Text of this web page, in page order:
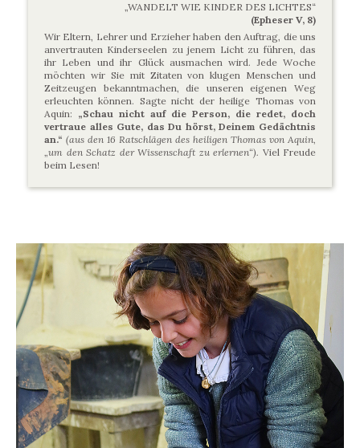
„WANDELT WIE KINDER DES LICHTES“
(Epheser V, 8)
Wir Eltern, Lehrer und Erzieher haben den Auftrag, die uns
anvertrauten Kinderseelen zu jenem Licht zu führen, das
ihr Leben und ihr Glück ausmachen wird. Jede Woche
möchten wir Sie mit Zitaten von klugen Menschen und
Zeitzeugen bekanntmachen, die unseren eigenen Weg
erleuchten können. Sagte nicht der heilige Thomas von
Aquin: „Schau nicht auf die Person, die redet, doch
vertraue alles Gute, das Du hörst, Deinem Gedächtnis
an.“ (aus den 16 Ratschlägen des heiligen Thomas von Aquin,
„um den Schatz der Wissenschaft zu erlernen“). Viel Freude
beim Lesen!